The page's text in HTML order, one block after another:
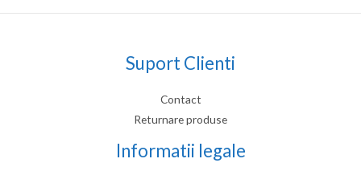
Suport Clienti
Contact
Returnare produse
Informatii legale